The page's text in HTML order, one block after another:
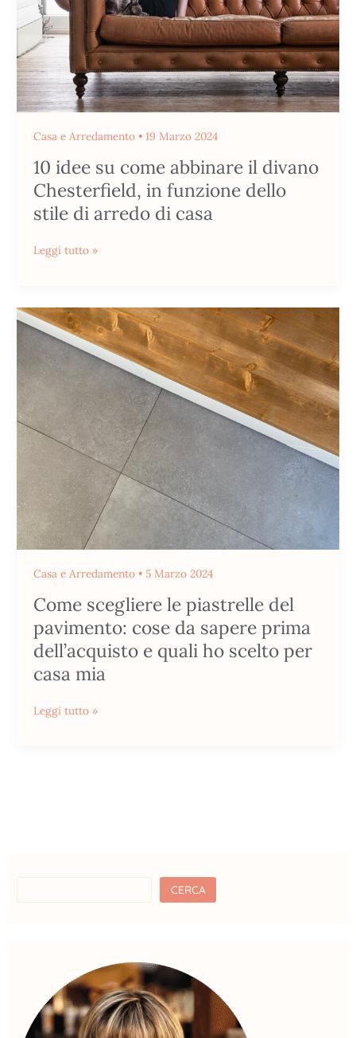
Casa e Arredamento• 19 Marzo 2024
10 idee su come abbinare il divano
Chesterfield, in funzione dello
stile di arredo di casa
Chesterfield,
in
funzione
dello
stile
di
arredo
di
casa
Leggi tutto »
Casa e Arredamento• 5 Marzo 2024
Come scegliere le piastrelle del
pavimento: cose da sapere prima
dell’acquisto e quali ho scelto per
casa mia
Come
scegliere
piastrelle
del
pavimento:
cose
da
sapere
prima
dell’acquisto
e
ho
scelto
per
casa
mia
Leggi tutto »
CERCA